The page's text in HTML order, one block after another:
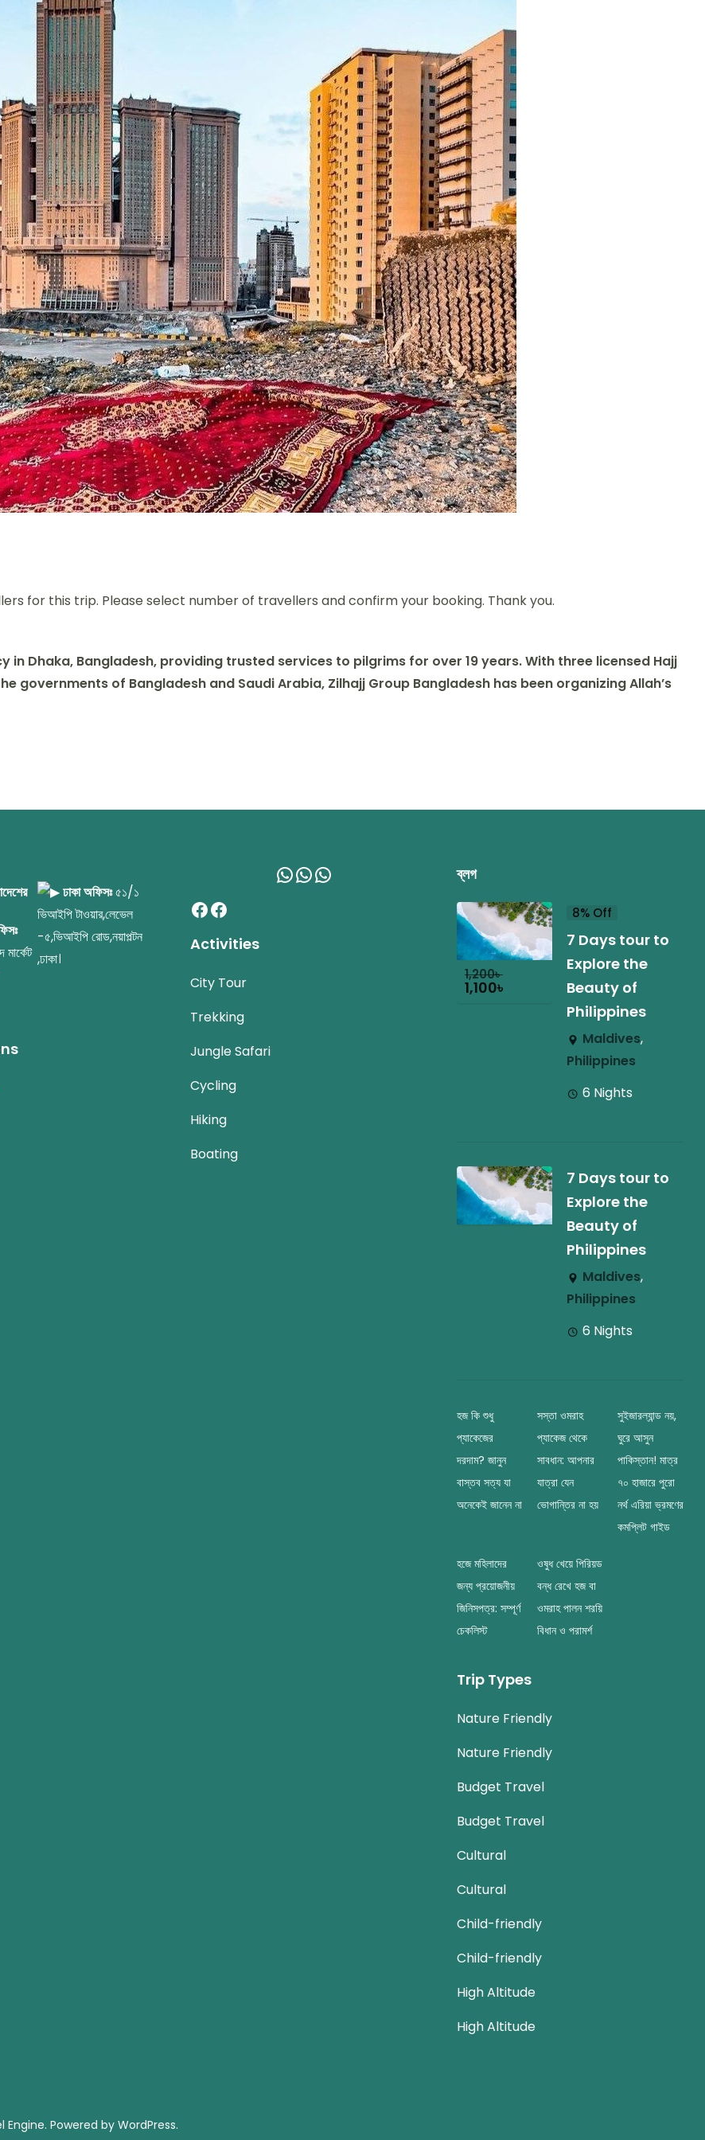
for this trip. Please select number of travellers and confirm your booking. Thank you.
in Dhaka, Bangladesh, providing trusted services to pilgrims for over 19 years. With three licensed Hajj
governments of Bangladesh and Saudi Arabia, Zilhajj Group Bangladesh has been organizing Allah’s
ঢাকা অফিসঃ৫১/১
ভিআইপি টাওয়ার,লেভেল
-৫,ভিআইপি রোড,নয়াপল্টন
,ঢাকা।
WhatsApp
WhatsApp
WhatsApp
Facebook
Facebook
Activities
City Tour
Trekking
Jungle Safari
Cycling
Hiking
Boating
ব্লগ
1,200৳
1,100৳
8% Off
7 Days tour to
Explore the
Beauty of
Philippines
Maldives,
Philippines
6 Nights
7 Days tour to
Explore the
Beauty of
Philippines
Maldives,
Philippines
6 Nights
হজ কি শুধু
প্যাকেজের
দরদাম? জানুন
বাস্তব সত্য যা
অনেকেই জানেন না
সস্তা ওমরাহ
প্যাকেজ থেকে
সাবধান: আপনার
যাত্রা যেন
ভোগান্তির না হয়
সুইজারল্যান্ড নয়,
ঘুরে আসুন
পাকিস্তান! মাত্র
৭০ হাজারে পুরো
নর্থ এরিয়া ভ্রমণের
কমপ্লিট গাইড
হজে মহিলাদের
জন্য প্রয়োজনীয়
জিনিসপত্র: সম্পূর্ণ
চেকলিস্ট
ওষুধ খেয়ে পিরিয়ড
বন্ধ রেখে হজ বা
ওমরাহ পালন শরয়ি
বিধান ও পরামর্শ
Trip Types
Nature Friendly
Nature Friendly
Budget Travel
Budget Travel
Cultural
Cultural
Child-friendly
Child-friendly
High Altitude
High Altitude
Engine. Powered by WordPress.